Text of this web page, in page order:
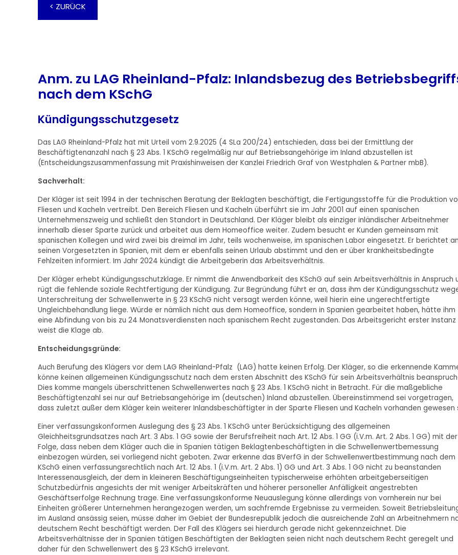
< ZURÜCK
Anm. zu LAG Rheinland-Pfalz: Inlandsbezug des
nach dem KSchG
Kündigungsschutzgesetz
Das LAG Rheinland-Pfalz hat mit Urteil vom 2.9.2025 (4 SLa 200/24) entschieden, dass bei der Ermittlung der
Beschäftigtenanzahl nach § 23 Abs. 1 KSchG regelmäßig nur auf Betriebsangehörige im Inland abzustellen ist
(Entscheidungszusammenfassung mit Praxishinweisen der Kanzlei Friedrich Graf von Westphalen & Partner mbB).
Sachverhalt:
Der Kläger ist seit 1994 in der technischen Beratung der Beklagten beschäftigt, die Fertigungsstoffe für die Produktion
Fliesen und Kacheln vertreibt. Den Bereich Fliesen und Kacheln überführt sie im Jahr 2001 auf einen spanischen
Unternehmenszweig und schließt den Standort in Deutschland. Der Kläger bleibt als einziger inländischer Arbeitnehmer
innerhalb dieser Sparte zurück und arbeitet aus dem Homeoffice weiter. Zudem besucht er Kunden gemeinsam mit
spanischen Kollegen und wird zwei bis dreimal im Jahr, teils wochenweise, im spanischen Labor eingesetzt. Er berichtet
seinen Vorgesetzten in Spanien, mit dem er ebenfalls seinen Urlaub abstimmt und den er über krankheitsbedingte
Fehlzeiten informiert. Im Jahr 2024 kündigt die Arbeitgeberin das Arbeitsverhältnis.
Der Kläger erhebt Kündigungsschutzklage. Er nimmt die Anwendbarkeit des KSchG auf sein Arbeitsverhältnis in Anspruch
rügt die fehlende soziale Rechtfertigung der Kündigung. Zur Begründung führt er an, dass ihm der Kündigungsschutz
Unterschreitung der Schwellenwerte in § 23 KSchG nicht versagt werden könne, weil hierin eine ungerechtfertigte
Ungleichbehandlung liege. Würde er nämlich nicht aus dem Homeoffice, sondern in Spanien gearbeitet haben, hätte ihm
eine Abfindung von bis zu 24 Monatsverdiensten nach spanischem Recht zugestanden. Das Arbeitsgericht erster Instanz
weist die Klage ab.
Entscheidungsgründe:
Auch Berufung des Klägers vor dem LAG Rheinland-Pfalz (LAG) hatte keinen Erfolg. Der Kläger, so die erkennende
könne keinen allgemeinen Kündigungsschutz nach dem ersten Abschnitt des KSchG für sein Arbeitsverhältnis
Dies komme mangels überschrittenen Schwellenwertes nach § 23 Abs. 1 KSchG nicht in Betracht. Für die maßgebliche
Beschäftigtenzahl sei nur auf Betriebsangehörige im (deutschen) Inland abzustellen. Übereinstimmend sei vorgetragen,
dass zuletzt außer dem Kläger kein weiterer Inlandsbeschäftigter in der Sparte Fliesen und Kacheln vorhanden gewesen
Einer verfassungskonformen Auslegung des § 23 Abs. 1 KSchG unter Berücksichtigung des allgemeinen
Gleichheitsgrundsatzes nach Art. 3 Abs. 1 GG sowie der Berufsfreiheit nach Art. 12 Abs. 1 GG (i.V.m. Art. 2 Abs. 1 GG) mit der
Folge, dass neben dem Kläger auch die in Spanien tätigen Beklagtenbeschäftigten in die Schwellenwertbemessung
einbezogen würden, sei vorliegend nicht geboten. Zwar erkenne das BVerfG in der Schwellenwertbestimmung nach dem
KSchG einen verfassungsrechtlich nach Art. 12 Abs. 1 (i.V.m. Art. 2 Abs. 1) GG und Art. 3 Abs. 1 GG nicht zu beanstanden
Interessenausgleich, der dem in kleineren Beschäftigungseinheiten typischerweise erhöhten arbeitgeberseitigen
Schutzbedürfnis angesichts der mit weniger Arbeitskräften und höherer personeller Anfälligkeit angestrebten
Geschäftserfolge Rechnung trage. Eine verfassungskonforme Neuauslegung könne allerdings von vornherein nur bei
Einheiten größerer Unternehmen herangezogen werden, um sachfremde Ergebnisse zu vermeiden. Soweit
im Ausland ansässig seien, müsse daher im Gebiet der Bundesrepublik jedoch die ausreichende Zahl an Arbeitnehmern
deutschem Recht beschäftigt werden. Der Fall des Klägers sei hierdurch gerade nicht gekennzeichnet. Die
Arbeitsverhältnisse der in Spanien tätigen Beschäftigten der Beklagten seien nicht nach deutschem Recht geregelt und
daher für den Schwellenwert des § 23 KSchG irrelevant.